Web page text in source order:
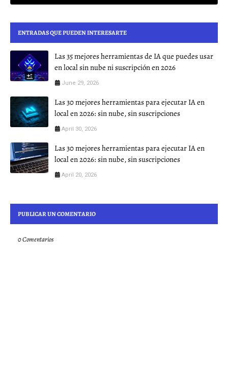
ENTRADAS QUE PUEDEN INTERESARTE
Las 35 mejores herramientas de IA que puedes usar
en local sin nube ni suscripción en 2026
June 29, 2026
Las 30 mejores herramientas para ejecutar IA en
local en 2026: sin nube, sin suscripciones
April 30, 2026
Las 30 mejores herramientas para ejecutar IA en
local en 2026: sin nube, sin suscripciones
April 20, 2026
PUBLICAR UN COMENTARIO
0 Comentarios